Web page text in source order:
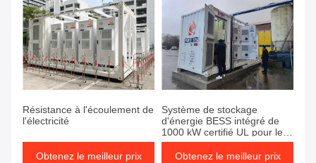
Résistance à l'écoulement de
l'électricité
Obtenez le meilleur prix
Système de stockage
d'énergie BESS intégré de
1000 kW certifié UL pour les
conditions extrêmes
Obtenez le meilleur prix